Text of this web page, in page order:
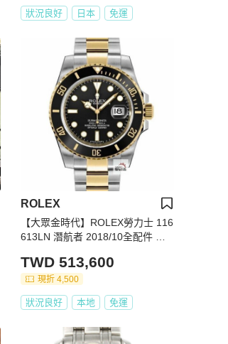
狀況良好 日本 免運
ROLEX
【大眾金時代】ROLEX勞力士 116
613LN 潛航者 2018/10全配件 熱
309
TWD 513,600
現折 4,500
狀況良好 本地 免運